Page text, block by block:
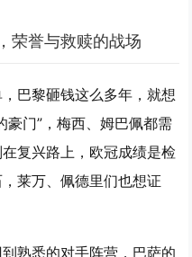
荣誉与救赎的战场
巴黎砸钱这么多年，就想
豪门”，梅西、姆巴佩都需
复兴路上，欧冠成绩是检
莱万、佩德里们也想证
熟悉的对手阵营，巴萨的